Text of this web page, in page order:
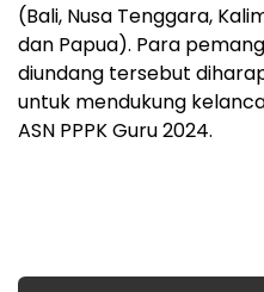
(Bali, Nusa Tenggara,
dan Papua). Para
diundang tersebut
untuk mendukung
ASN PPPK Guru 2024.